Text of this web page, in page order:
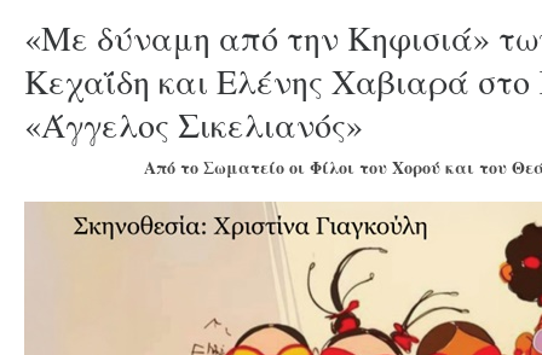
«Με δύναμη από την Κηφισιά»
Κεχαΐδη και Ελένης Χαβιαρά
«Άγγελος Σικελιανός»
Από το Σωματείο οι Φίλοι του Χορού και του